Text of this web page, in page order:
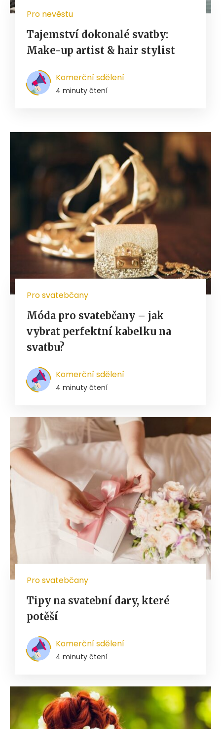
Pro nevěstu
Tajemství dokonalé svatby:
Make-up artist & hair stylist
Komerční sdělení
4 minuty čtení
Pro svatebčany
Móda pro svatebčany – jak
vybrat perfektní kabelku na
svatbu?
Komerční sdělení
4 minuty čtení
Pro svatebčany
Tipy na svatební dary, které
potěší
Komerční sdělení
4 minuty čtení